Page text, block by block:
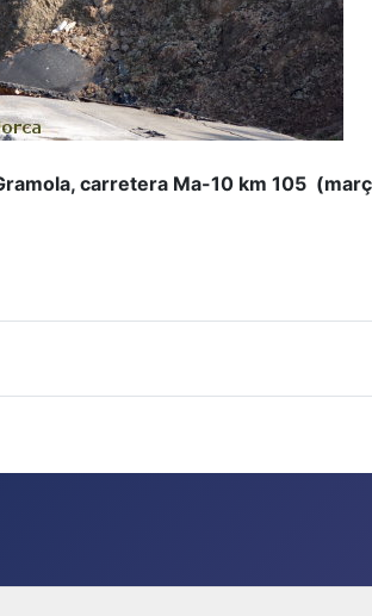
carretera Ma-10 km 105